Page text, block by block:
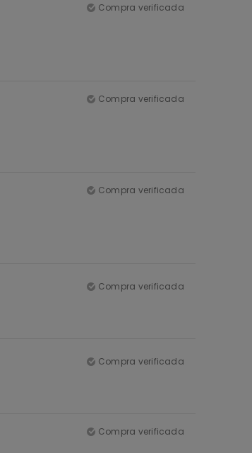
Compra verificada
Compra verificada
Compra verificada
Compra verificada
Compra verificada
Compra verificada